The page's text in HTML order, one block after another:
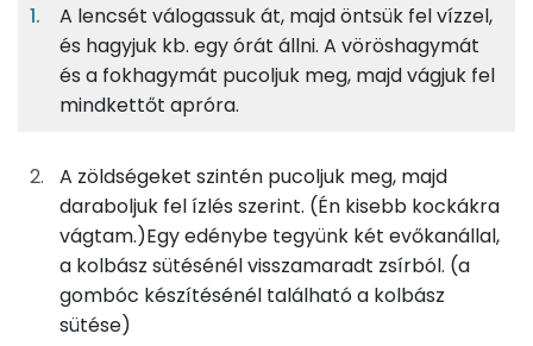
Lencseleves
63glencse
23gfehérrépa
14 kcal
40gzeller
14 kcal
23gvöröshagyma
4%
Fehérje
9%
Szénhidrát
5%
Zsír
82%
Víz
TOP ásványi anyagok
Nátrium
Foszfor
Kálcium
Magnézium
A lencsét válogassuk át, majd öntsük fel vízzel,
és hagyjuk kb. egy órát állni. A vöröshagymát
és a fokhagymát pucoljuk meg, majd vágjuk fel
mindkettőt apróra.
A zöldségeket szintén pucoljuk meg, majd
daraboljuk fel ízlés szerint. (Én kisebb kockákra
vágtam.)Egy edénybe tegyünk két evőkanállal,
a kolbász sütésénél visszamaradt zsírból. (a
gombóc készítésénél található a kolbász
sütése)